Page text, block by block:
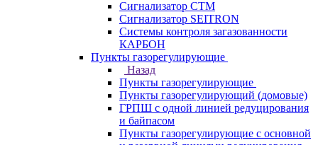
Сигнализатор СТМ
Сигнализатор SEITRON
Системы контроля загазованности
КАРБОН
Пункты газорегулирующие
Назад
Пункты газорегулирующие
Пункты газорегулирующий (домовые)
ГРПШ с одной линией редуцирования
и байпасом
Пункты газорегулирующие с основной